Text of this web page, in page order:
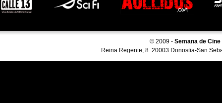
© 2009 - Semana de
Reina Regente, 8. 20003 Donostia-San